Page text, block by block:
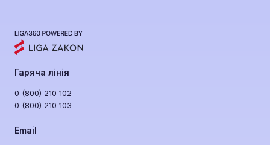
Гаряча лінія
0 (800) 210 102
0 (800) 210 103
Email